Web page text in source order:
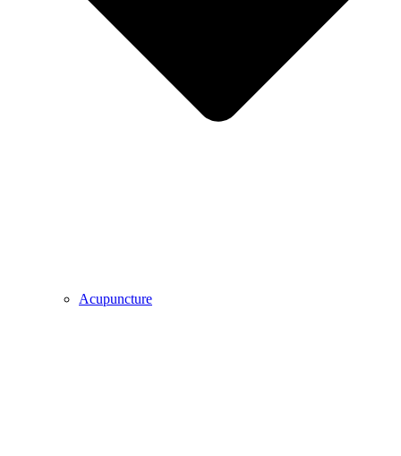
Acupuncture